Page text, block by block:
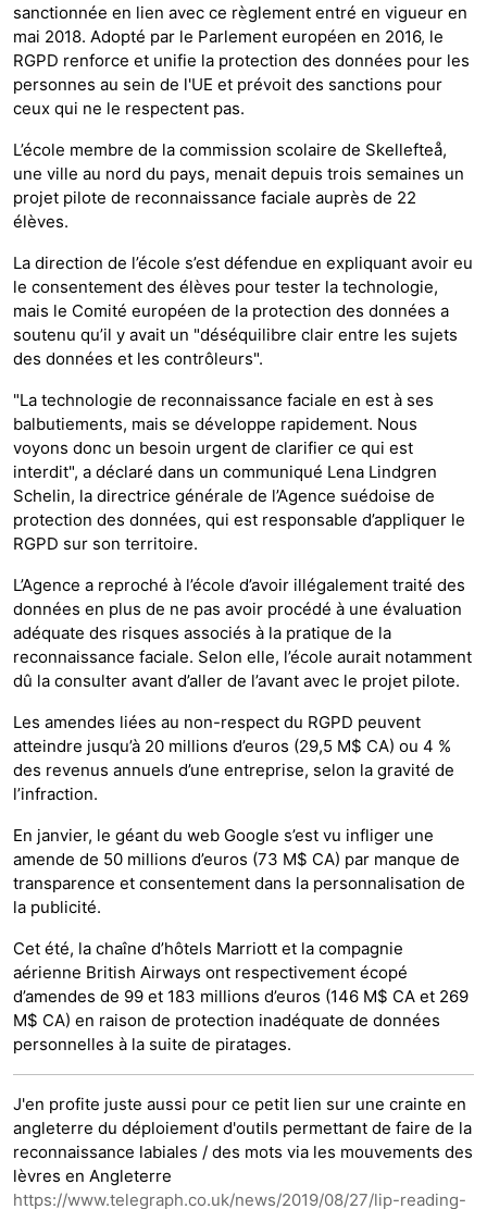
sanctionnée en lien avec ce règlement entré en vigueur en
mai 2018. Adopté par le Parlement européen en 2016, le
RGPD renforce et unifie la protection des données pour les
personnes au sein de l'UE et prévoit des sanctions pour
ceux qui ne le respectent pas.
L’école membre de la commission scolaire de Skellefteå,
une ville au nord du pays, menait depuis trois semaines un
projet pilote de reconnaissance faciale auprès de 22
élèves.
La direction de l’école s’est défendue en expliquant avoir eu
le consentement des élèves pour tester la technologie,
mais le Comité européen de la protection des données a
soutenu qu’il y avait un "déséquilibre clair entre les sujets
des données et les contrôleurs".
"La technologie de reconnaissance faciale en est à ses
balbutiements, mais se développe rapidement. Nous
voyons donc un besoin urgent de clarifier ce qui est
interdit", a déclaré dans un communiqué Lena Lindgren
Schelin, la directrice générale de l’Agence suédoise de
protection des données, qui est responsable d’appliquer le
RGPD sur son territoire.
L’Agence a reproché à l’école d’avoir illégalement traité des
données en plus de ne pas avoir procédé à une évaluation
adéquate des risques associés à la pratique de la
reconnaissance faciale. Selon elle, l’école aurait notamment
dû la consulter avant d’aller de l’avant avec le projet pilote.
Les amendes liées au non-respect du RGPD peuvent
atteindre jusqu’à 20 millions d’euros (29,5 M$ CA) ou 4 %
des revenus annuels d’une entreprise, selon la gravité de
l’infraction.
En janvier, le géant du web Google s’est vu infliger une
amende de 50 millions d’euros (73 M$ CA) par manque de
transparence et consentement dans la personnalisation de
la publicité.
Cet été, la chaîne d’hôtels Marriott et la compagnie
aérienne British Airways ont respectivement écopé
d’amendes de 99 et 183 millions d’euros (146 M$ CA et 269
M$ CA) en raison de protection inadéquate de données
personnelles à la suite de piratages.
J'en profite juste aussi pour ce petit lien sur une crainte en
angleterre du déploiement d'outils permettant de faire de la
reconnaissance labiales / des mots via les mouvements des
lèvres en Angleterre
https://www.telegraph.co.uk/news/2019/08/27/lip-reading-